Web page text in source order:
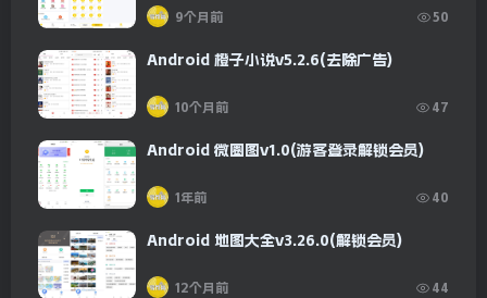
9个月前 50
Android 橙子小说v5.2.6(去除广告)
10个月前 47
Android 微圈图v1.0(游客登录解锁会员)
1年前 40
Android 地图大全v3.26.0(解锁会员)
12个月前 44